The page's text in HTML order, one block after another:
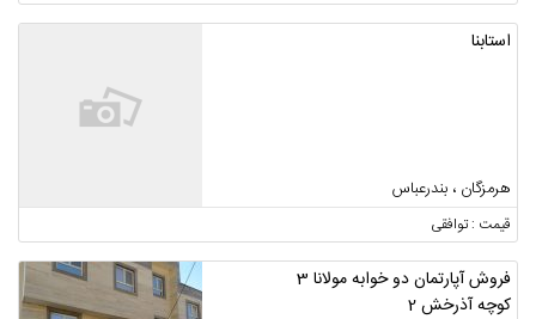
استابنا
هرمزگان ، بندرعباس
قیمت : توافقی
فروش آپارتمان دو خوابه مولانا 3
کوچه آذرخش 2